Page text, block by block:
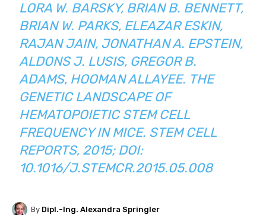
LORA W. BARSKY, BRIAN B. BENNETT,
BRIAN W. PARKS, ELEAZAR ESKIN,
RAJAN JAIN, JONATHAN A. EPSTEIN,
ALDONS J. LUSIS, GREGOR B.
ADAMS, HOOMAN ALLAYEE. THE
GENETIC LANDSCAPE OF
HEMATOPOIETIC STEM CELL
FREQUENCY IN MICE. STEM CELL
REPORTS, 2015; DOI:
10.1016/J.STEMCR.2015.05.008
By Dipl.-Ing. Alexandra Springler